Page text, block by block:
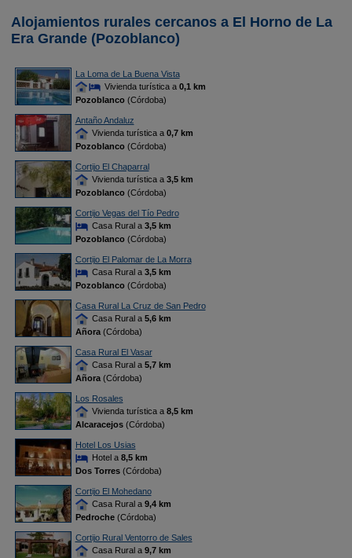
Alojamientos rurales cercanos a El Horno de La
Era Grande (Pozoblanco)
La Loma de La Buena Vista
Vivienda turística a 0,1 km
Pozoblanco(Córdoba)
Antaño Andaluz
Vivienda turística a 0,7 km
Pozoblanco(Córdoba)
Cortijo El Chaparral
Vivienda turística a 3,5 km
Pozoblanco(Córdoba)
Cortijo Vegas del Tío Pedro
Casa Rural a 3,5 km
Pozoblanco(Córdoba)
Cortijo El Palomar de La Morra
Casa Rural a 3,5 km
Pozoblanco(Córdoba)
Casa Rural La Cruz de San Pedro
Casa Rural a 5,6 km
Añora(Córdoba)
Casa Rural El Vasar
Casa Rural a 5,7 km
Añora(Córdoba)
Los Rosales
Vivienda turística a 8,5 km
Alcaracejos(Córdoba)
Hotel Los Usias
Hotel a 8,5 km
Dos Torres(Córdoba)
Cortijo El Mohedano
Casa Rural a 9,4 km
Pedroche(Córdoba)
Cortijo Rural Ventorro de Sales
Casa Rural a 9,7 km